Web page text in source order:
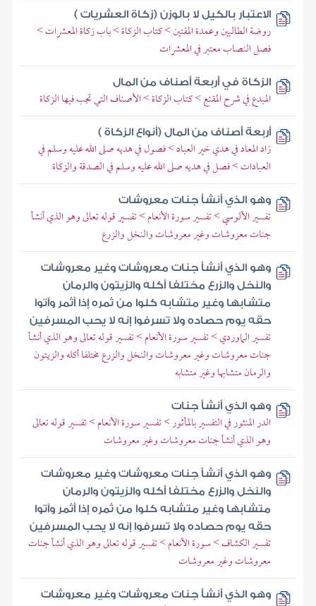
الاعتبار بالكيل لا بالوزن (زكاة العشريات )
روضة الطالبين وعمدة المفتين > كتاب الزكاة > باب زكاة المعشرات >
فصل النصاب معتبر في المعشرات
الزكاة في أربعة أصناف من المال
المبدع في شرح المقنع > كتاب الزكاة > الأصناف التي تجب فيها الزكاة
أربعة أصناف من المال (أنواع الزكاة )
زاد المعاد في هدي خير العباد > فصول في هديه صلى الله عليه وسلم في
العبادات > فصل في هديه صلى الله عليه وسلم في الصدقة والزكاة
وهو الذي أنشأ جنات معروشات
تفسير الألوسي > تفسير سورة الأنعام > تفسير قوله تعالى وهو الذي أنشأ
جنات معروشات وغير معروشات والنخل والزرع
وهو الذي أنشأ جنات معروشات وغير معروشات
والنخل والزرع مختلفا أكله والزيتون والرمان
متشابها وغير متشابه كلوا من ثمره إذا أثمر وآتوا
حقه يوم حصاده ولا تسرفوا إنه لا يحب المسرفين
تفسير الماوردي > تفسير سورة الأنعام > تفسير قوله تعالى وهو الذي أنشأ
جنات معروشات وغير معروشات والنخل والزرع مختلفا أكله والزيتون
والرمان متشابها وغير متشابه
وهو الذي أنشأ جنات
الدر المنثور في التفسير بالمأثور > تفسير سورة الأنعام > تفسير قوله تعالى
وهو الذي أنشأ جنات معروشات وغير معروشات
وهو الذي أنشأ جنات معروشات وغير معروشات
والنخل والزرع مختلفا أكله والزيتون والرمان
متشابها وغير متشابه كلوا من ثمره إذا أثمر وآتوا
حقه يوم حصاده ولا تسرفوا إنه لا يحب المسرفين
تفسير الكشاف > سورة الأنعام > تفسير قوله تعالى وهو الذي أنشأ جنات
معروشات وغير معروشات
وهو الذي أنشأ جنات معروشات وغير معروشات